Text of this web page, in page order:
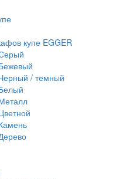
купе EGGER
/ темный